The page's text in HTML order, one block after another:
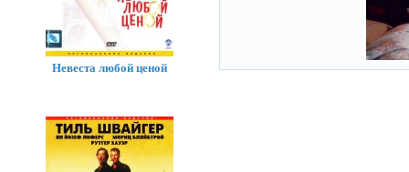
Невеста любой ценой